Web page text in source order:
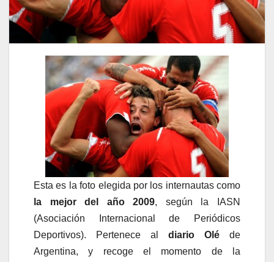
Esta es la foto elegida por los internautas como
la mejor del año 2009, según la IASN
(Asociación Internacional de Periódicos
Deportivos). Pertenece al diario Olé de
Argentina, y recoge el momento de la